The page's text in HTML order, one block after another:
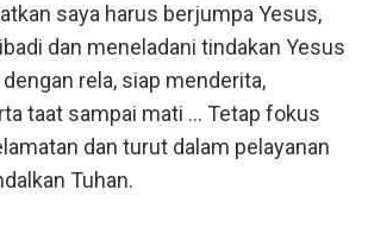
saya harus berjumpa Yesus,
dan meneladani tindakan Yesus
rela, siap menderita,
taat sampai mati ... Tetap fokus
dan turut dalam pelayanan
Tuhan.